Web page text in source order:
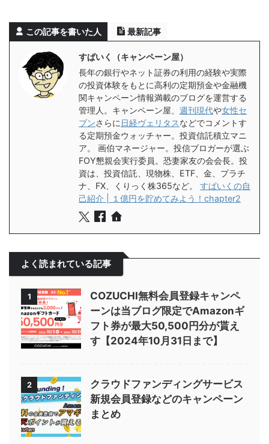
この記事を書いた人 最新記事
すぱいく（キャンペーン屋）
長年の銀行やネット証券の利用の経験や実際
の投資体験をもとに高利の定期預金や金融機
関キャンペーン情報満載のブログを運営する
管理人。キャンペーン屋、 週刊現代や女性セ
ブンさらに 日経ヴェリタスなどでコメントす
る定期預金ウォッチャー。投資信託積立マニ
ア。 画伯マネージャー。投信ブロガーが選ぶ
FOY懇親会実行委員。恐妻家友の会会長。投
資は、投資信託、現物株、ETF、金、プラチ
ナ、FX、くりっく株365など。 すぱいくの自
己紹介 | １億円を貯めてみよう！chapter2
よく読まれている記事
1
COZUCHI無料会員登録キャンペ
ーンは当ブログ限定でAmazonギ
フト券が最大50,500円分が貰え
す【2024年10月31日まで】
2
クラウドファンディングサービス
新規会員登録などのキャンペーン
まとめ